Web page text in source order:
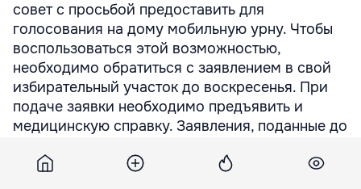
совет с просьбой предоставить для
голосования на дому мобильную урну. Чтобы
воспользоваться этой возможностью,
необходимо обратиться с заявлением в свой
избирательный участок до воскресенья. При
подаче заявки необходимо предъявить и
медицинскую справку. Заявления, поданные до
недействительны. Как сообщает